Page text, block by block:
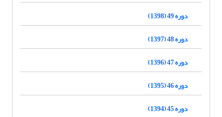
دوره 49 (1398)
دوره 48 (1397)
دوره 47 (1396)
دوره 46 (1395)
دوره 45 (1394)